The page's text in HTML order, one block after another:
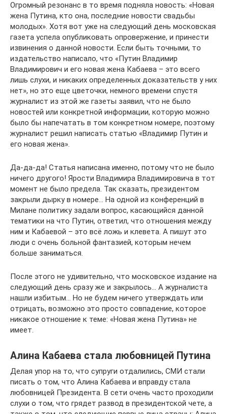
Огромный резонанс в то время подняла новость: «Новая
жена Путина, кто она, последние новости свадьбы
молодых». Хотя вот уже на следующий день московская
газета успела опубликовать опровержение, и принести
извинения о данной новости. Если быть точными, то
издательство написало, что «Путин Владимир
Владимирович и его новая жена Кабаева – это всего
лишь слухи, и никаких определенных доказательств у них
нет», но это еще цветочки, немного времени спустя
журналист из этой же газеты заявил, что не было
новостей или конкретной информации, которую можно
было бы напечатать в том конкретном номере, поэтому
журналист решил написать статью «Владимир Путин и
его новая жена».
Да-да-да! Статья написана именно, потому что не было
ничего другого! Ярости Владимира Владимировича в тот
момент не было предела. Так сказать, президентом
закрыли дырку в номере… На одной из конференций в
Милане политику задали вопрос, касающийся данной
тематики на что Путин, ответил, что отношения между
ним и Кабаевой – это всё ложь и клевета. А пишут это
люди с очень больной фантазией, которым нечем
больше заниматься.
После этого не удивительно, что московское издание на
следующий день сразу же и закрылось… А журналиста
нашли избитым… Но не будем ничего утверждать или
отрицать, возможно это просто совпадение, которое
никакое отношение к теме: «Новая жена Путина» не
имеет.
Алина Кабаева стала любовницей Путина
Делая упор на то, что супруги отдалились, СМИ стали
писать о том, что Алина Кабаева и вправду стала
любовницей Президента. В сети очень часто проходили
слухи о том, что грядет развод в президентской чете, а